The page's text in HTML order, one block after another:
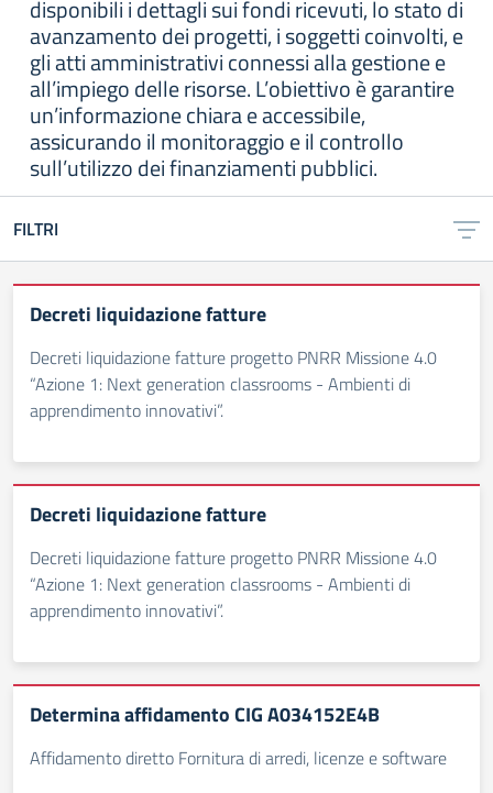
disponibili i dettagli sui fondi ricevuti, lo stato di
avanzamento dei progetti, i soggetti coinvolti, e
gli atti amministrativi connessi alla gestione e
all’impiego delle risorse. L’obiettivo è garantire
un’informazione chiara e accessibile,
assicurando il monitoraggio e il controllo
sull’utilizzo dei finanziamenti pubblici.
FILTRI
Decreti liquidazione fatture
Decreti liquidazione fatture progetto PNRR Missione 4.0
“Azione 1: Next generation classrooms - Ambienti di
apprendimento innovativi”.
Decreti liquidazione fatture
Decreti liquidazione fatture progetto PNRR Missione 4.0
“Azione 1: Next generation classrooms - Ambienti di
apprendimento innovativi”.
Determina affidamento CIG A034152E4B
Affidamento diretto Fornitura di arredi, licenze e software